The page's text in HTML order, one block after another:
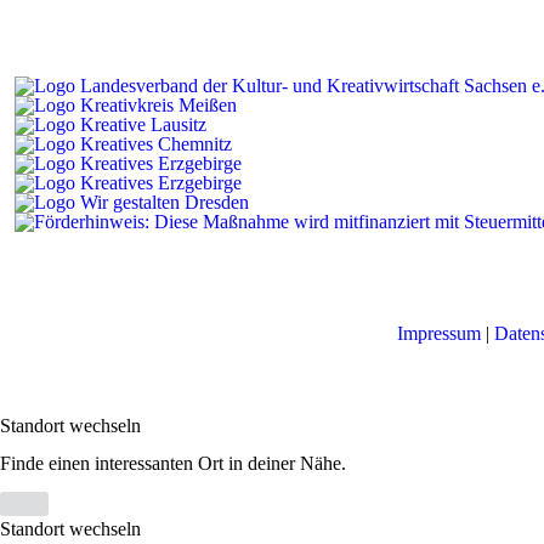
Impressum |
Standort wechseln
Finde einen interessanten Ort in deiner Nähe.
Standort wechseln